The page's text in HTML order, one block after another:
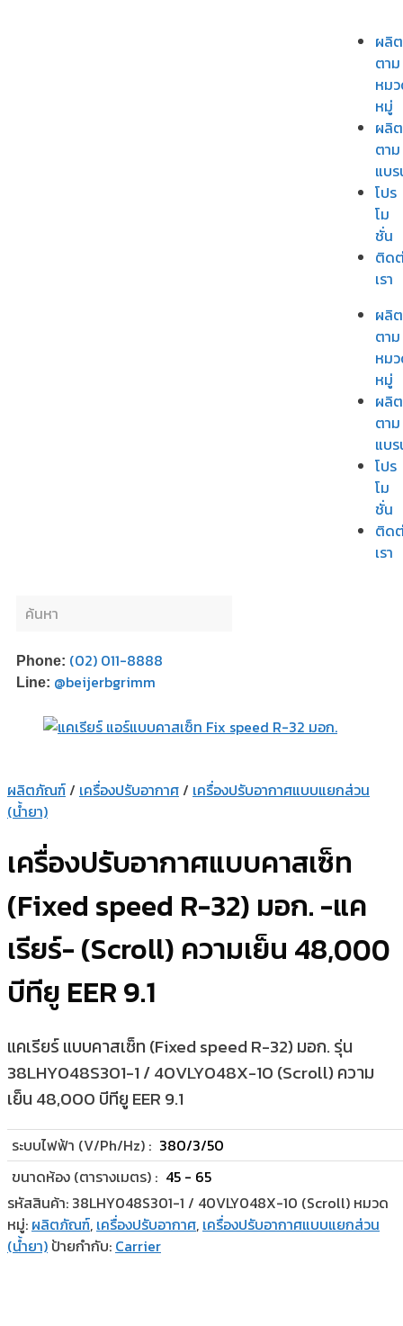
ผลิ
ตาม
หม
หมู่
ผลิ
ตาม
แบ
โปร
โม
ชั่น
ติด
เรา
ผลิ
ตาม
หม
หมู่
ผลิ
ตาม
แบ
โปร
โม
ชั่น
ติด
เรา
Phone: (02) 011-8888
Line: @beijerbgrimm
ผลิตภัณฑ์/ เครื่องปรับอากาศ/ เครื่องปรับอากาศแบบแยกส่วน
(น้ำยา)
เครื่องปรับอากาศแบบคาสเซ็ท
(Fixed speed R-32) มอก. -แค
เรียร์- (Scroll) ความเย็น 48,000
บีทียู EER 9.1
แคเรียร์ แบบคาสเซ็ท (Fixed speed R-32) มอก. รุ่น
38LHY048S301-1 / 40VLY048X-10 (Scroll) ความ
เย็น 48,000 บีทียู EER 9.1
ระบบไฟฟ้า (V/Ph/Hz) : 380/3/50
ขนาดห้อง (ตารางเมตร) : 45 - 65
รหัสสินค้า: 38LHY048S301-1 / 40VLY048X-10 (Scroll) หมวด
หมู่: ผลิตภัณฑ์, เครื่องปรับอากาศ, เครื่องปรับอากาศแบบแยกส่วน
(น้ำยา) ป้ายกำกับ: Carrier